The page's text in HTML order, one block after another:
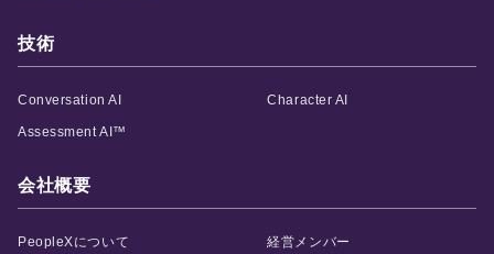
技術
Conversation AI Character AI
Assessment AI™
会社概要
PeopleXについて 経営メンバー